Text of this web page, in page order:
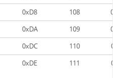
0xD8 108
0xDA 109
0xDC 110
0xDE 111